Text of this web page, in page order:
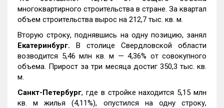
многоквартирного строительства в стране. За квартал
объем строительства вырос на 212,7 тыс. кв. м.
Вторую строку, поднявшись на одну позицию, занял
Екатеринбург. В столице Свердловской области
возводится 5,46 млн кв. м — 4,36% от совокупного
объема. Прирост за три месяца достиг 350,3 тыс. кв.
м.
Санкт-Петербург, где в стройке находится 5,15 млн
кв. м жилья (4,11%), опустился на одну строку,